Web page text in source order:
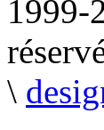
1999-
\